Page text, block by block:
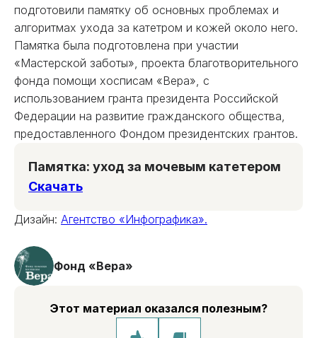
подготовили памятку об основных проблемах и
алгоритмах ухода за катетром и кожей около него.
Памятка была подготовлена при участии
«Мастерской заботы», проекта благотворительного
фонда помощи хосписам «Вера», с
использованием гранта президента Российской
Федерации на развитие гражданского общества,
предоставленного Фондом президентских грантов.
Памятка: уход за мочевым катетером
Скачать
Дизайн: Агентство «Инфографика».
Фонд «Вера»
Этот материал оказался полезным?